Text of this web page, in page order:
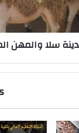
سلا والمهن